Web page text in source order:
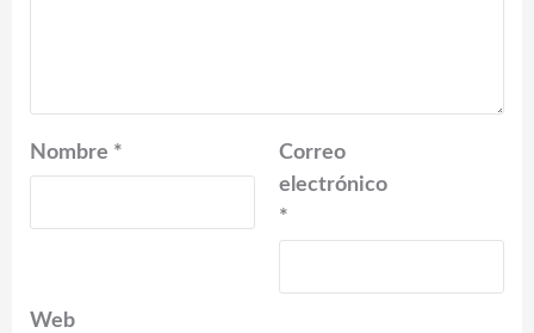
Nombre *
Correo
electrónico
*
Web